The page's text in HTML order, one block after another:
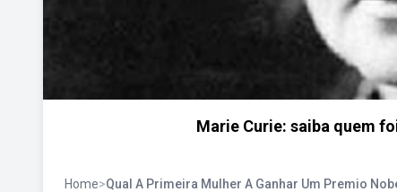
Marie Curie: saiba quem
Home>Qual A Primeira Mulher A Ganhar Um Premio